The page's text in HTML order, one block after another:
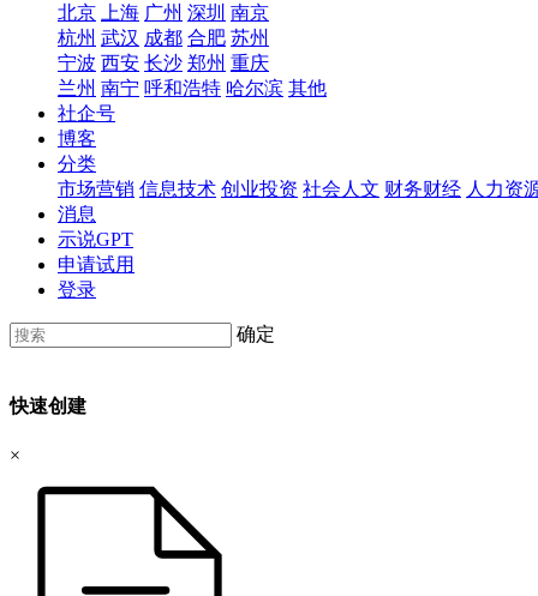
北京
上海 广州 深圳 南京
杭州 武汉 成都 合肥 苏州
宁波 西安 长沙 郑州 重庆
兰州 南宁 呼和浩特 哈尔滨 其他
社企号
博客
分类
市场营销 信息技术 创业投资 社会人文 财务财经 人力资
消息
示说GPT
申请试用
登录
确定
快速创建
×